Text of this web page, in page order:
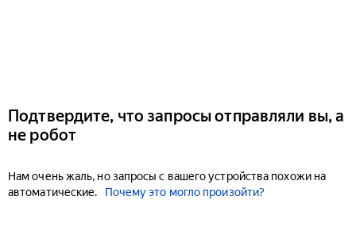
Подтвердите, что запросы отправляли вы, а
не робот
Нам очень жаль, но запросы с вашего устройства похожи на
автоматические.
Почему это могло произойти?